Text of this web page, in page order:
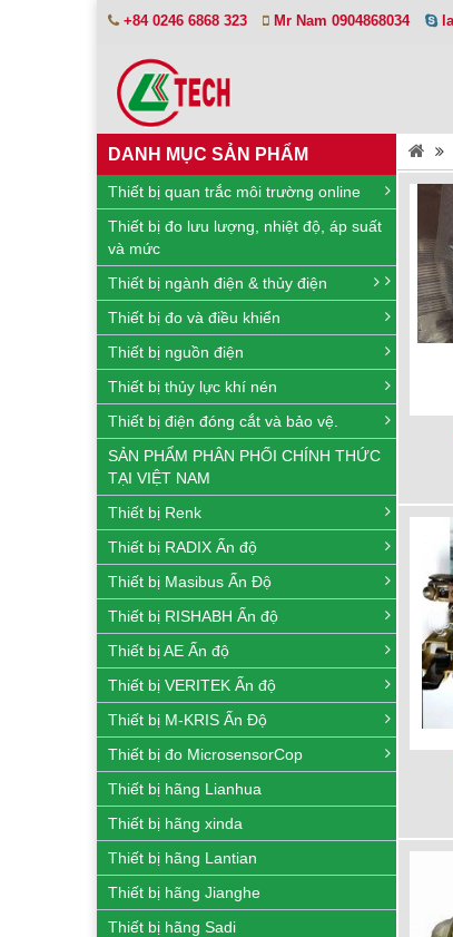
+84 0246 6868 323 Mr Nam 0904868034
DANH MỤC SẢN PHẨM
Thiết bị quan trắc môi trường online
Thiết bị đo lưu lượng, nhiệt độ, áp suất
và mức
Thiết bị ngành điện & thủy điện
Thiết bị đo và điều khiển
Thiết bị nguồn điện
Thiết bị thủy lực khí nén
Thiết bị điện đóng cắt và bảo vệ.
SẢN PHẨM PHÂN PHỐI CHÍNH THỨC
TẠI VIỆT NAM
Thiết bị Renk
Thiết bị RADIX Ấn độ
Thiết bị Masibus Ấn Độ
Thiết bị RISHABH Ấn độ
Thiết bị AE Ấn độ
Thiết bị VERITEK Ấn độ
Thiết bị M-KRIS Ấn Độ
Thiết bị đo MicrosensorCop
Thiết bị hãng Lianhua
Thiết bị hãng xinda
Thiết bị hãng Lantian
Thiết bị hãng Jianghe
Thiết bị hãng Sadi